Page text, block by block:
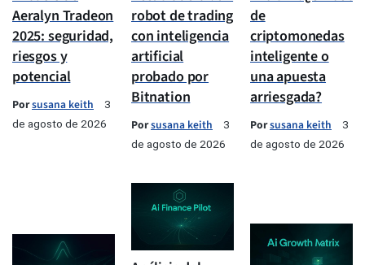
Aeralyn Tradeon
2025: seguridad,
riesgos y
potencial
Porsusana keith
3
de agosto de 2026
robot de trading
con inteligencia
artificial
probado por
Bitnation
Porsusana keith
3
de agosto de 2026
de
criptomonedas
inteligente o
una apuesta
arriesgada?
Porsusana keith
3
de agosto de 2026